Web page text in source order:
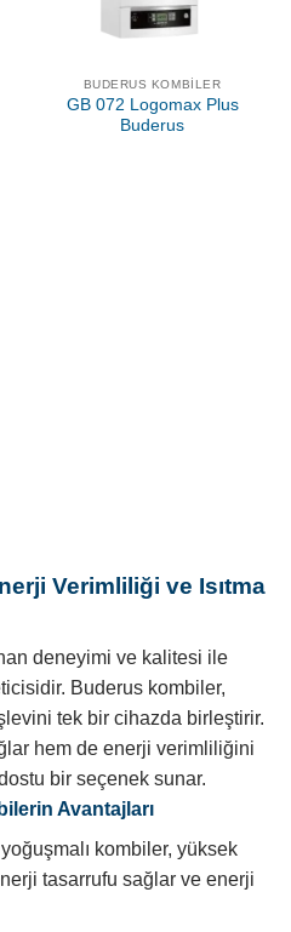
BUDERUS KOMBILER
GB 072 Logomax Plus
Buderus
Verimliliği ve Isıtma
deneyimi ve kalitesi ile
Buderus kombiler,
tek bir cihazda birleştirir.
hem de enerji verimliliğini
bir seçenek sunar.
Avantajları
kombiler, yüksek
tasarrufu sağlar ve enerji